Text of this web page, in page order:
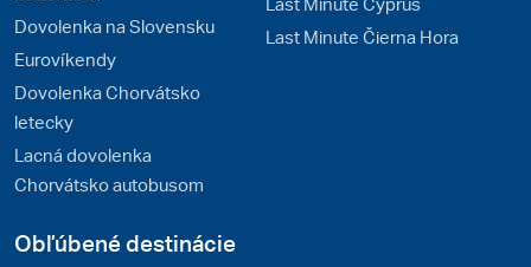
Dovolenka na Slovensku
Eurovíkendy
Dovolenka Chorvátsko
letecky
Lacná dovolenka
Chorvátsko autobusom
Last Minute Čierna Hora
Obľúbené destinácie